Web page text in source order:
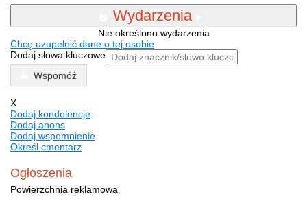
Wydarzenia
Nie określono wydarzenia
Chcę uzupełnić dane o tej osobie
Dodaj słowa kluczowe
Wspomóż
X
Dodaj kondolencje
Dodaj anons
Dodaj wspomnienie
Określ cmentarz
Ogłoszenia
Powierzchnia reklamowa